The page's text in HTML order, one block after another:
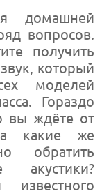
домашней
вопросов.
получить
который
моделей
Гораздо
вы ждёте от
какие же
обратить